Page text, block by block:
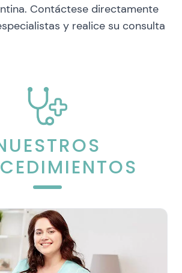
Contáctese directamente
y realice su consulta